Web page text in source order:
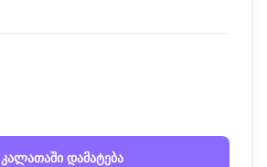
კალათაში დამატება